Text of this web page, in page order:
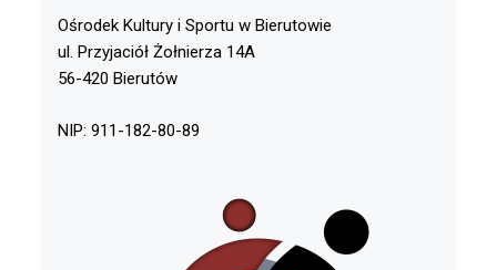
Ośrodek Kultury i Sportu w Bierutowie
ul. Przyjaciół Żołnierza 14A
56-420 Bierutów
NIP: 911-182-80-89